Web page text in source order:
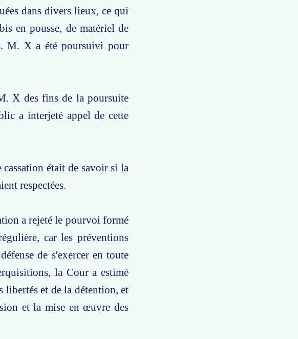
dans divers lieux, ce qui
en pousse, de matériel de
M. X a été poursuivi pour
X des fins de la poursuite
a interjeté appel de cette
était de savoir si la
respectées.
a rejeté le pourvoi formé
car les préventions
de s'exercer en toute
la Cour a estimé
libertés et de la détention, et
et la mise en œuvre des